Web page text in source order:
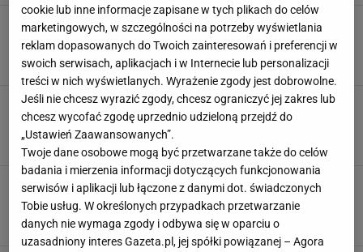
Katarzyna Bosacka pokazała trzy perełki z
Lidla. "Mają fajny skład i dobrze smakują"
KATARZYNA BOSACKA LIDL NEWS
Katarzyna Bosacka sprawdziła, który sklep w
Polsce jest najtańszy. Różnica to prawie 30 zł
BIEDRONKA DINO
W Dino aż 12 zł mniej za kilogram. Obowiązuje
od dziś. Lidl i Kaufland nie zostają z tyłu
BORÓWKI DINO KAUFLAND
cookie lub inne informacje zapisane w tych plikach do celów
marketingowych, w szczególności na potrzeby wyświetlania
reklam dopasowanych do Twoich zainteresowań i preferencji w
swoich serwisach, aplikacjach i w Internecie lub personalizacji
treści w nich wyświetlanych. Wyrażenie zgody jest dobrowolne.
Jeśli nie chcesz wyrazić zgody, chcesz ograniczyć jej zakres lub
chcesz wycofać zgodę uprzednio udzieloną przejdź do
„Ustawień Zaawansowanych”.
Twoje dane osobowe mogą być przetwarzane także do celów
badania i mierzenia informacji dotyczących funkcjonowania
serwisów i aplikacji lub łączone z danymi dot. świadczonych
Tobie usług. W określonych przypadkach przetwarzanie
danych nie wymaga zgody i odbywa się w oparciu o
uzasadniony interes Gazeta.pl, jej spółki powiązanej – Agora